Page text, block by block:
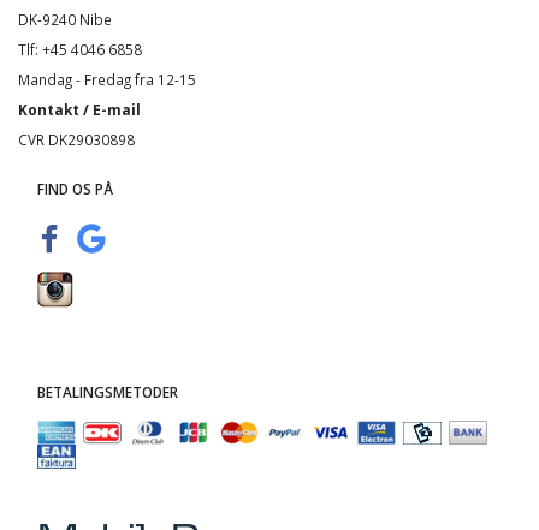
DK-9240 Nibe
Tlf: +45 4046 6858
Mandag - Fredag fra 12-15
Kontakt / E-mail
CVR DK29030898
FIND OS PÅ
BETALINGSMETODER